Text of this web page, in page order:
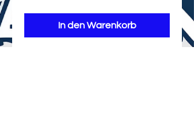
In den Warenkorb